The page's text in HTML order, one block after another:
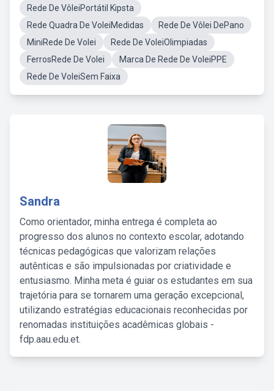
Rede De VôleiPortátil Kipsta
Rede Quadra De VoleiMedidas
Rede De Vôlei DePano
MiniRede De Volei
Rede De VoleiOlimpiadas
FerrosRede De Volei
Marca De Rede De VoleiPPE
Rede De VoleiSem Faixa
Sandra
Como orientador, minha entrega é completa ao
progresso dos alunos no contexto escolar, adotando
técnicas pedagógicas que valorizam relações
autênticas e são impulsionadas por criatividade e
entusiasmo. Minha meta é guiar os estudantes em sua
trajetória para se tornarem uma geração excepcional,
utilizando estratégias educacionais reconhecidas por
renomadas instituições acadêmicas globais -
fdp.aau.edu.et.